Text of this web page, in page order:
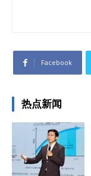
Facebook
热点新闻